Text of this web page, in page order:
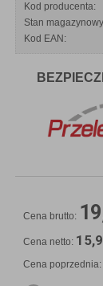
Kod producenta:
Stan
Kod EAN:
Cena brutto:
Cena netto:
Cena poprzednia: